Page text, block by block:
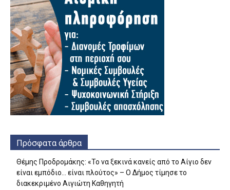
Πρόσφατα άρθρα
Θέμης Προδρομάκης: «Το να ξεκινά κανείς από το Αίγιο δεν
είναι εμπόδιο… είναι πλούτος» – O Δήμος τίμησε το
διακεκριμένο Αιγιώτη Καθηγητή